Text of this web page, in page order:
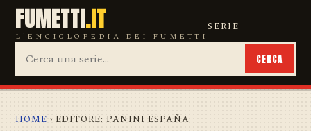
FUMETTI.IT
L'ENCICLOPEDIA DEI FUMETTI
SERIE
CERCA
HOME › EDITORE: PANINI ESPAÑA